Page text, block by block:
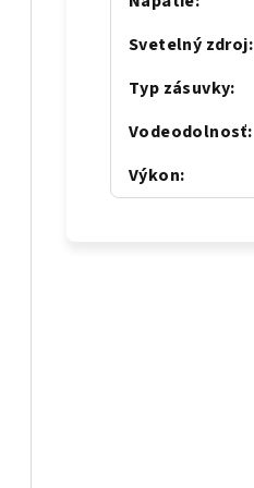
Svetelný zdroj:
Typ zásuvky:
Vodeodolnosť:
Výkon: